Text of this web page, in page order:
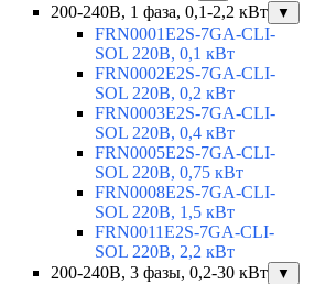
200-240В, 1 фаза, 0,1-2,2 кВт ▼
FRN0001E2S-7GA-CLI-
SOL 220В, 0,1 кВт
FRN0002E2S-7GA-CLI-
SOL 220В, 0,2 кВт
FRN0003E2S-7GA-CLI-
SOL 220В, 0,4 кВт
FRN0005E2S-7GA-CLI-
SOL 220В, 0,75 кВт
FRN0008E2S-7GA-CLI-
SOL 220В, 1,5 кВт
FRN0011E2S-7GA-CLI-
SOL 220В, 2,2 кВт
200-240В, 3 фазы, 0,2-30 кВт
▼